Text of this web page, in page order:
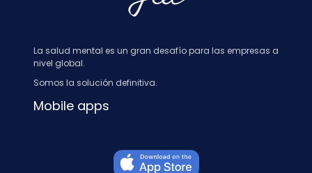
La salud mental es un gran desafío para las empresas a
nivel global.
Somos la solución definitiva.
Mobile apps